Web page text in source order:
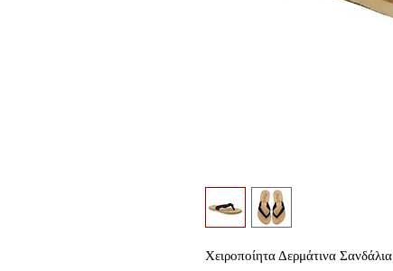
Χειροποίητα Δερμάτινα Σανδάλια